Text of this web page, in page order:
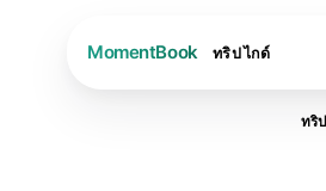
ทริปไกด์
ทริป